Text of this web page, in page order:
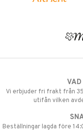
Vi erbjuder fri frakt från
utifån vilken
Beställningar lagda före